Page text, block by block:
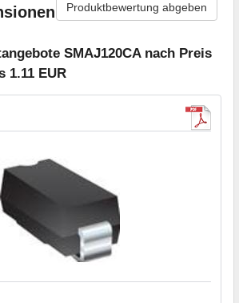
Produktbewertung abgeben
SMAJ120CA nach Preis
1.11 EUR